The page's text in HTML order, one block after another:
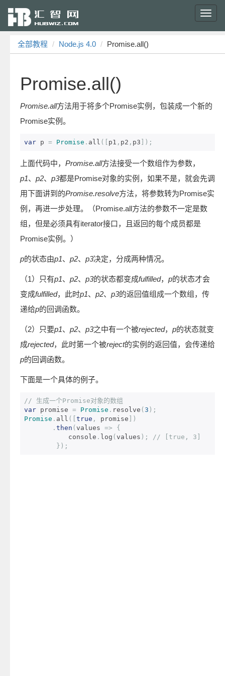
全部教程 Node.js 4.0 Promise.all()
Promise.all()
Promise.all方法用于将多个Promise实例，包装成一个新的
Promise实例。
var p = Promise . all ([ p1 , p2 , p3 ]);
上面代码中， Promise.all方法接受一个数组作为参数，
p1、 p2、 p3都是Promise对象的实例，如果不是，就会先调
用下面讲到的Promise.resolve方法，将参数转为Promise实
例，再进一步处理。（Promise.all方法的参数不一定是数
组，但是必须具有iterator接口，且返回的每个成员都是
Promise实例。）
p的状态由p1、 p2、 p3决定，分成两种情况。
（1）只有p1、 p2、 p3的状态都变成fulfilled， p的状态才会
变成fulfilled，此时p1、 p2、 p3的返回值组成一个数组，传
递给p的回调函数。
（2）只要p1、 p2、 p3之中有一个被rejected， p的状态就变
成rejected，此时第一个被reject的实例的返回值，会传递给
p的回调函数。
下面是一个具体的例子。
// 生成一个Promise对象的数组
var promise = Promise . resolve ( 3 );
Promise . all ([ true , promise ])
. then ( values =>
{
           console
. log ( values );
// [true, 3]
});